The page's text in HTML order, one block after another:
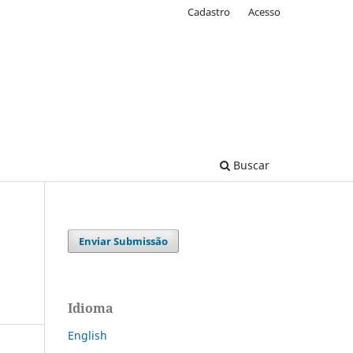
Buscar
Cadastro Acesso
Enviar Submissão
Idioma
English